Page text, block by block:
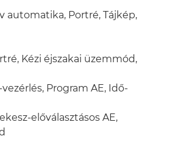
automatika, Portré, Tájkép,
Kézi éjszakai üzemmód,
Program AE, Idő-
előválasztásos AE,